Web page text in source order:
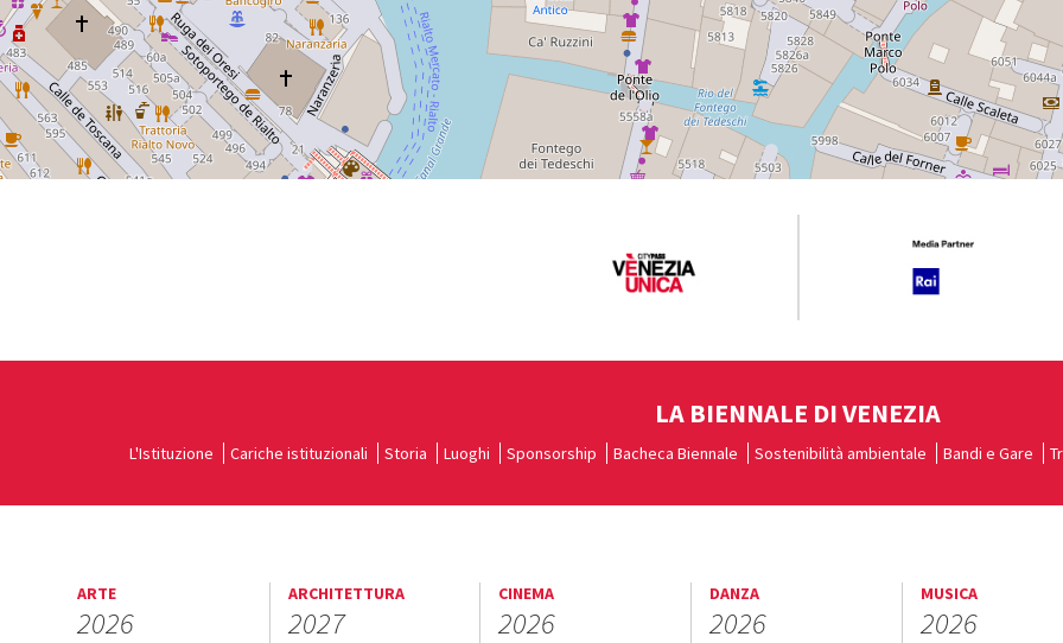
LA BIENNALE DI VENEZIA
L'Istituzione Cariche istituzionali Storia Luoghi Sponsorship Bacheca Biennale Sostenibilità ambientale Bandi e Gare
ARTE
2026
ARCHITETTURA
2027
CINEMA
2026
DANZA
2026
MUSICA
2026